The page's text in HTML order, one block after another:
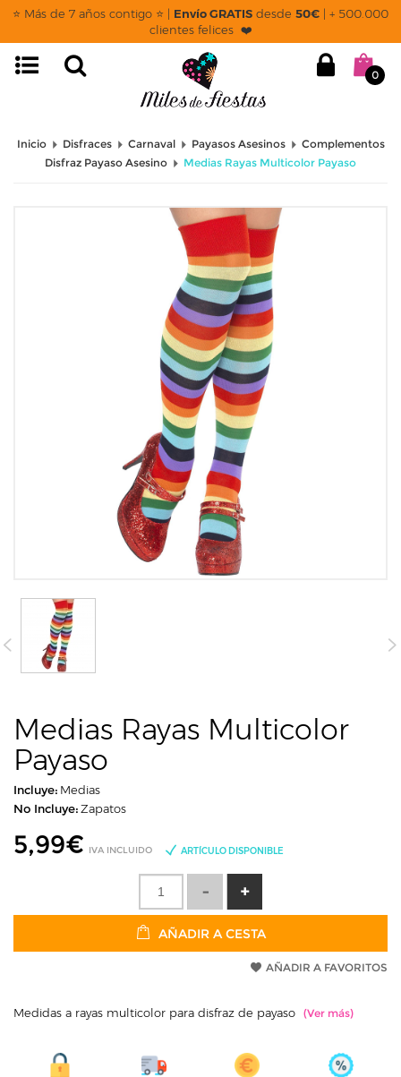
⭐ Más de 7 años contigo ⭐ | Envío GRATIS desde 50€ | + 500.000
clientes felices ❤️
0
Inicio Disfraces Carnaval Payasos Asesinos
Complementos
Disfraz Payaso Asesino
Medias Rayas Multicolor Payaso
Medias Rayas Multicolor
Payaso
Incluye: Medias
No Incluye:Zapatos
5,99€ IVA INCLUIDO ARTÍCULO DISPONIBLE
AÑADIR A CESTA
AÑADIR A FAVORITOS
Medidas a rayas multicolor para disfraz de payaso